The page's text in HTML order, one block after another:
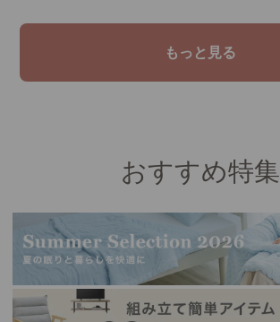
もっと見る
おすすめ特集